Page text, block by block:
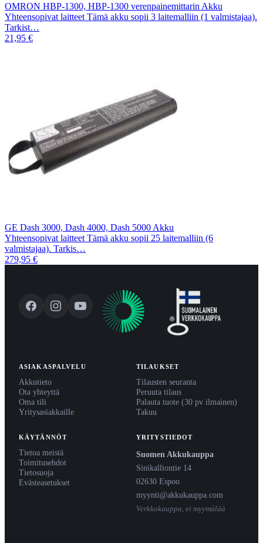
OMRON HBP-1300, HBP-1300 verenpainemittarin Akku
Yhteensopivat laitteet Tämä akku sopii 3 laitemalliin (1 valmistajaa).
Tarkist…
21,95 €
GE Dash 3000, Dash 4000, Dash 5000 Akku
Yhteensopivat laitteet Tämä akku sopii 25 laitemalliin (6
valmistajaa). Tarkis…
279,95 €
ASIAKASPALVELU
Akkutieto
Ota yhteyttä
Oma tili
Yritysasiakkaille
TILAUKSET
Tilausten seuranta
Peruuta tilaus
Palauta tuote (30 pv ilmainen)
Takuu
KÄYTÄNNÖT
Tietoa meistä
Toimitusehdot
Tietosuoja
Evästeasetukset
YRITYSTIEDOT
Suomen Akkukauppa
Sinikalliontie 14
02630 Espoo
myynti@akkukauppa.com
Verkkokauppa, ei myymälää